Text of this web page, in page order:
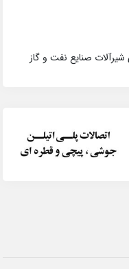
صنایع نفت و گاز